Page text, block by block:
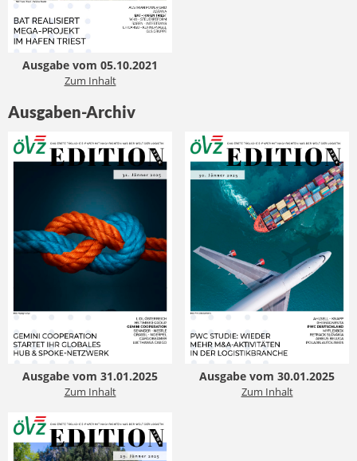
Ausgabe vom 05.10.2021
Zum Inhalt
Ausgaben-Archiv
Ausgabe vom 31.01.2025
Zum Inhalt
Ausgabe vom 30.01.2025
Zum Inhalt